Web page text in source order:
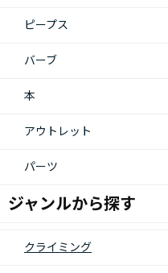
ピープス
バーブ
本
アウトレット
パーツ
ジャンルから探す
クライミング